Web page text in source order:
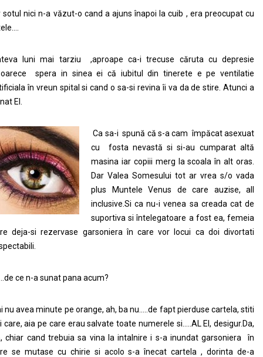
sotul nici n-a văzut-o cand a ajuns înapoi la cuib , era preocupat cu
luni mai tarziu ,aproape ca-i trecuse căruta cu depresie
spera in sinea ei că iubitul din tinerete e pe ventilatie
în vreun spital si cand o sa-si revina îi va da de stire. Atunci a
El.
Ca sa-i spună că s-a cam împăcat asexuat
cu fosta nevastă si si-au cumparat altă
masina iar copiii merg la scoala în alt oras.
Dar Valea Somesului tot ar vrea s/o vada
plus Muntele Venus de care auzise, all
inclusive.Si ca nu-i venea sa creada cat de
suportiva si întelegatoare a fost ea, femeia
deja-si rezervase garsoniera în care vor locui ca doi divortati
ce n-a sunat pana acum?
nu avea minute pe orange, ah, ba nu…..de fapt pierduse cartela, stiti
care, aia pe care erau salvate toate numerele si…..AL EI, desigur.Da,
chiar cand trebuia sa vina la intalnire i s-a inundat garsoniera în
se mutase cu chirie si acolo s-a înecat cartela , dorinta de-a